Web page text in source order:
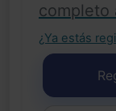
completo
¿Ya estás